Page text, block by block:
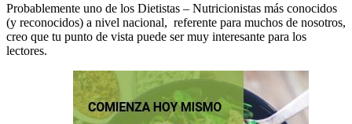
Probablemente uno de los Dietistas – Nutricionistas más conocidos
(y reconocidos) a nivel nacional, referente para muchos de nosotros,
creo que tu punto de vista puede ser muy interesante para los
lectores.